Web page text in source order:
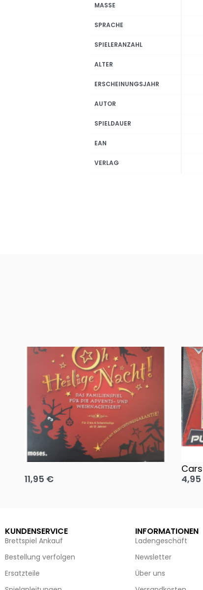
MASSE
SPRACHE
SPIELERANZAHL
ALTER
ERSCHEINUNGSJAHR
AUTOR
SPIELDAUER
EAN
VERLAG
Oh, heilige Nacht!
11,95 €
Cars
4,95
KUNDENSERVICE
Brettspiel Ankauf
Bestellung verfolgen
Ersatzteile
INFORMATIONEN
Ladengeschäft
Newsletter
Über uns